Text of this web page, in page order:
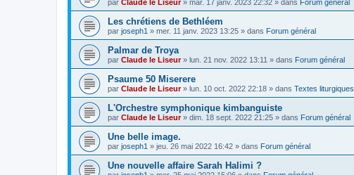
par Claude le Liseur» mar. 17 janv. 2023 22:32 » dans Forum général
Les chrétiens de Bethléem
par joseph1 » mer. 11 janv. 2023 13:25 » dans Forum général
Palmar de Troya
par Claude le Liseur» lun. 21 nov. 2022 13:11 » dans Forum général
Psaume 50 Miserere
par Claude le Liseur» lun. 10 oct. 2022 22:18 » dans Textes liturgiques
L'Orchestre symphonique kimbanguiste
par Claude le Liseur» dim. 18 sept. 2022 21:25 » dans Forum général
Une belle image.
par joseph1 » jeu. 26 mai 2022 16:42 » dans Forum général
Une nouvelle affaire Sarah Halimi ?